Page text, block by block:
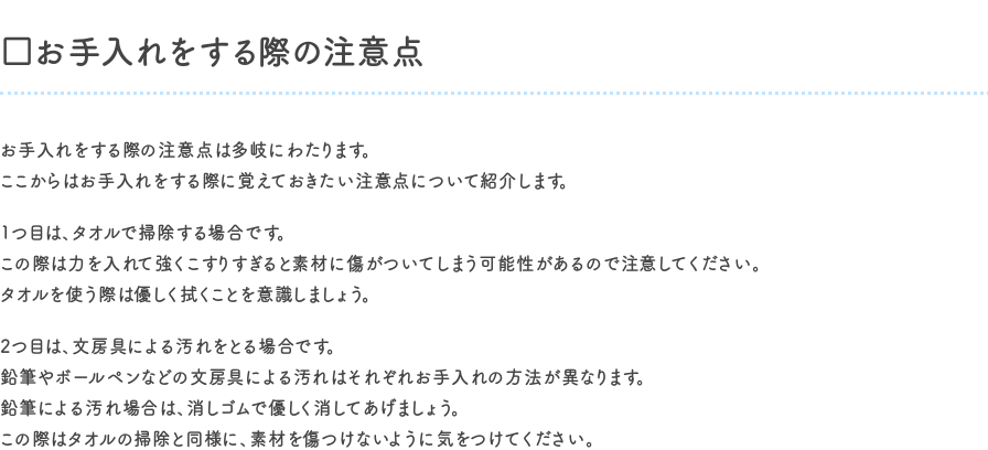
□お手入れをする際の注意点
お手入れをする際の注意点は多岐にわたります。
ここからはお手入れをする際に覚えておきたい注意点について紹介します。
1つ目は、タオルで掃除する場合です。
この際は力を入れて強くこすりすぎると素材に傷がついてしまう可能性があるので注意してください。
タオルを使う際は優しく拭くことを意識しましょう。
2つ目は、文房具による汚れをとる場合です。
鉛筆やボールペンなどの文房具による汚れはそれぞれお手入れの方法が異なります。
鉛筆による汚れ場合は、消しゴムで優しく消してあげましょう。
この際はタオルの掃除と同様に、素材を傷つけないように気をつけてください。